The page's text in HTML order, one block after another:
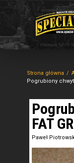
Strona główna
Pogrubiony
FAT
Paweł